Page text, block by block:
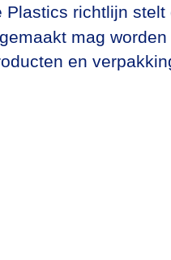
Plastics richtlijn
mag
en